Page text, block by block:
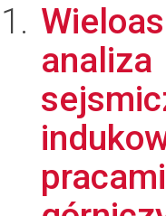
analiza
pracami